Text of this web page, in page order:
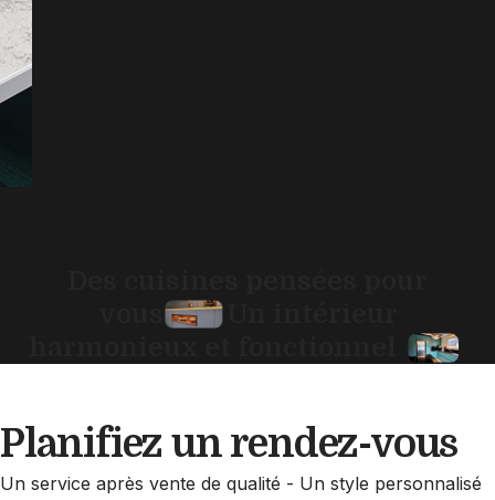
Planifiez un rendez-vous
Un service après vente de qualité - Un style personnalisé